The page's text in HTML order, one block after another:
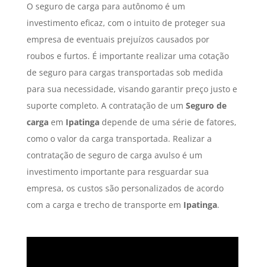
O seguro de carga para autônomo é um
investimento eficaz, com o intuito de proteger sua
empresa de eventuais prejuízos causados por
roubos e furtos. É importante realizar uma cotação
de seguro para cargas transportadas sob medida
para sua necessidade, visando garantir preço justo e
suporte completo. A contratação de um Seguro de
cargaem Ipatingadepende de uma série de fatores,
como o valor da carga transportada. Realizar a
contratação de seguro de carga avulso é um
investimento importante para resguardar sua
empresa, os custos são personalizados de acordo
com a carga e trecho de transporte em Ipatinga.